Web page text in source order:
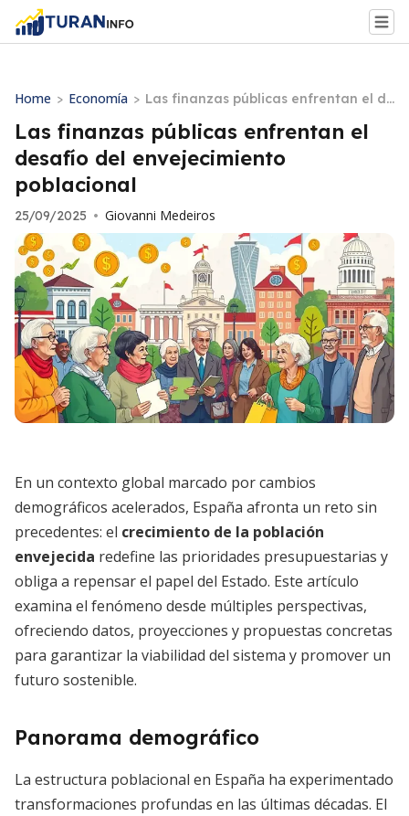
Home > Economía > Las finanzas públicas enfrentan el de
safío del envejecimiento poblacional
Las finanzas públicas enfrentan el
desafío del envejecimiento
poblacional
25/09/2025 • Giovanni Medeiros
En un contexto global marcado por cambios
demográficos acelerados, España afronta un reto sin
precedentes: el crecimiento de la población
envejecida redefine las prioridades presupuestarias y
obliga a repensar el papel del Estado. Este artículo
examina el fenómeno desde múltiples perspectivas,
ofreciendo datos, proyecciones y propuestas concretas
para garantizar la viabilidad del sistema y promover un
futuro sostenible.
Panorama demográfico
La estructura poblacional en España ha experimentado
transformaciones profundas en las últimas décadas. El